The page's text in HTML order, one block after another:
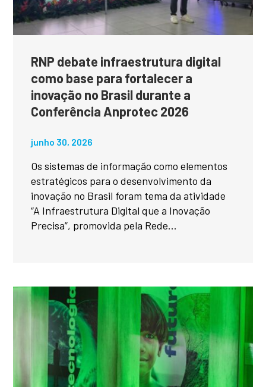
RNP debate infraestrutura digital
como base para fortalecer a
inovação no Brasil durante a
Conferência Anprotec 2026
junho 30, 2026
Os sistemas de informação como elementos
estratégicos para o desenvolvimento da
inovação no Brasil foram tema da atividade
“A Infraestrutura Digital que a Inovação
Precisa”, promovida pela Rede...